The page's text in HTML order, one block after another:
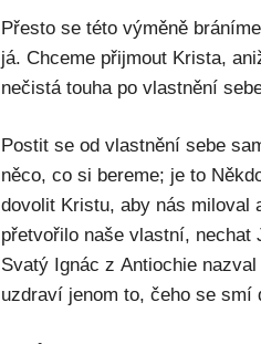
Přesto se této výměně
já. Chceme přijmout Krista,
nečistá touha po vlastnění
Postit se od vlastnění sebe
něco, co si bereme; je to
dovolit Kristu, aby nás miloval
přetvořilo naše vlastní, nechat
Svatý Ignác z Antiochie
uzdraví jenom to, čeho se smí